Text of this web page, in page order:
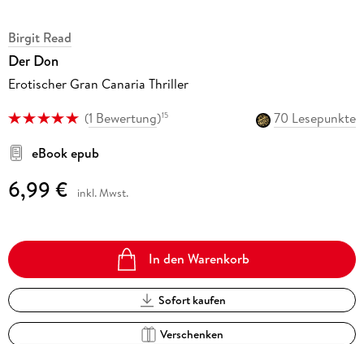
Birgit Read
Der Don
Erotischer Gran Canaria Thriller
(1 Bewertung)15
70 Lesepunkte
eBook epub
6,99 € inkl. Mwst.
In den Warenkorb
Sofort kaufen
Verschenken